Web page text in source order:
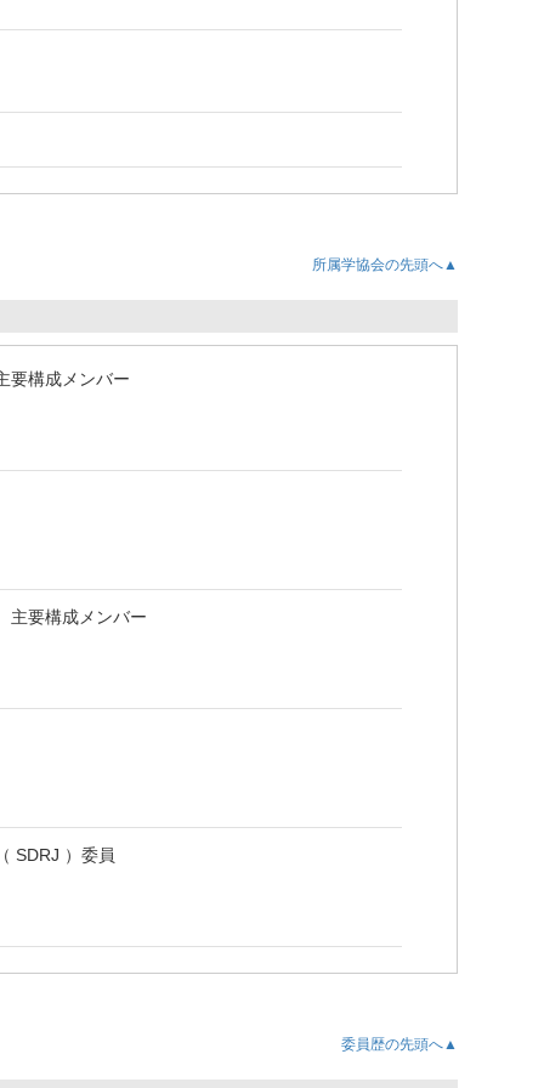
所属学協会の先頭へ▲
要構成メンバー
主要構成メンバー
SDRJ ）委員
委員歴の先頭へ▲